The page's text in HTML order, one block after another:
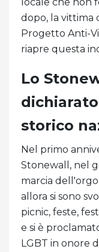
dopo, la vittima
Progetto Anti-
riapre questa
Lo
storico
Nel primo
Stonewall, nel
marcia
allora si sono
picnic, feste,
e si è
LGBT in onore